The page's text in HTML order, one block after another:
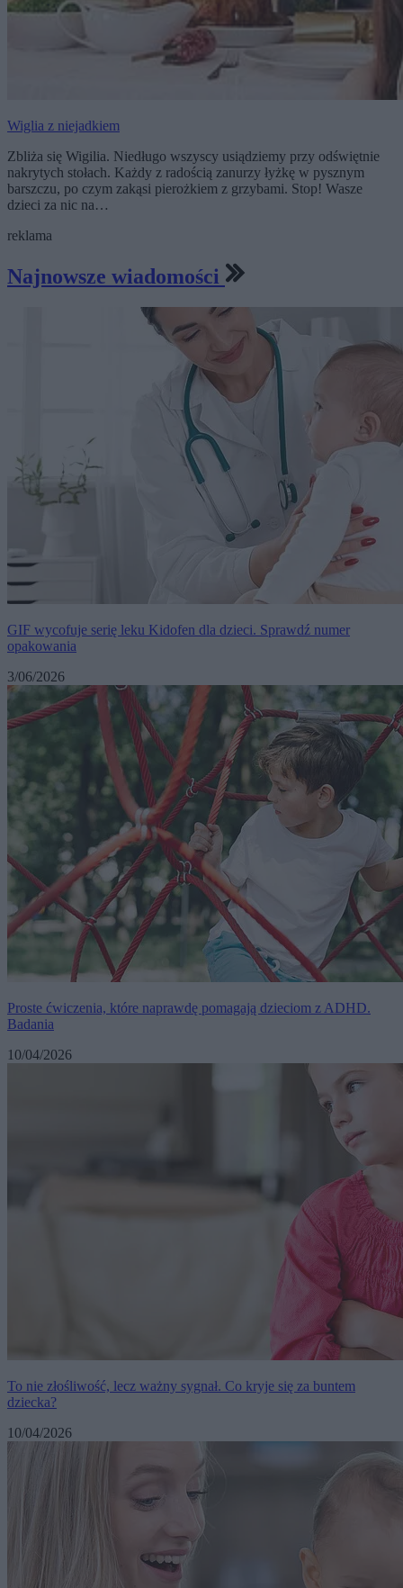
Wiglia z niejadkiem
Zbliża się Wigilia. Niedługo wszyscy usiądziemy przy odświętnie
nakrytych stołach. Każdy z radością zanurzy łyżkę w pysznym
barszczu, po czym zakąsi pierożkiem z grzybami. Stop! Wasze
dzieci za nic na…
reklama
Najnowsze wiadomości
GIF wycofuje serię leku Kidofen dla dzieci. Sprawdź numer
opakowania
3/06/2026
Proste ćwiczenia, które naprawdę pomagają dzieciom z ADHD.
Badania
10/04/2026
To nie złośliwość, lecz ważny sygnał. Co kryje się za buntem
dziecka?
10/04/2026